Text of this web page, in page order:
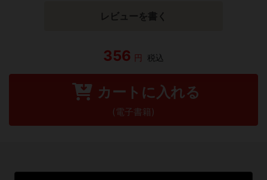
レビューを書く
356 円 税込
カートに入れる
(電子書籍)